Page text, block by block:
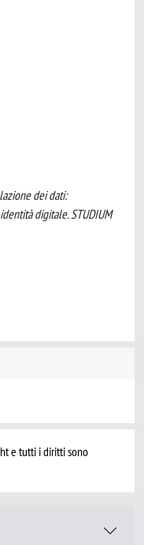
dei dati:
digitale. STUDIUM
e tutti i diritti sono